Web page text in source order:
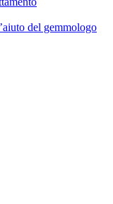
del gemmologo